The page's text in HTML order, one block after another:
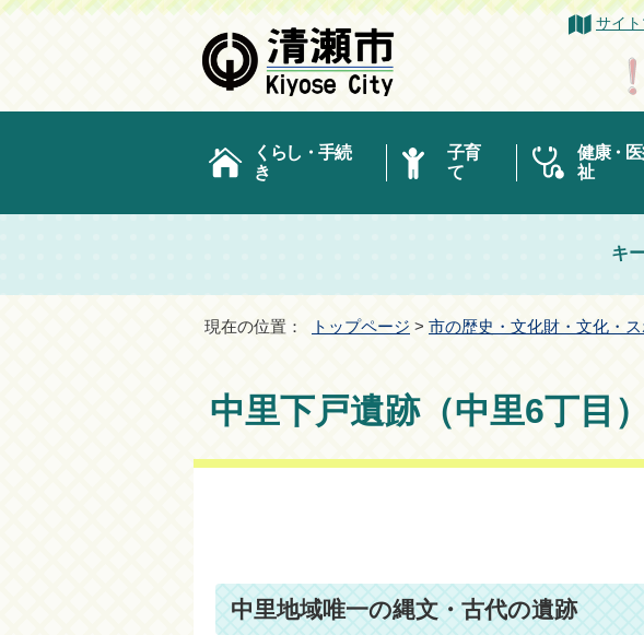
サイ
くらし・手続
き
子育
て
健康・
祉
キ
現在の位置： トップページ > 市の歴史・文化財・文化・
中里下戸遺跡（中里6丁目）
中里地域唯一の縄文・古代の遺跡